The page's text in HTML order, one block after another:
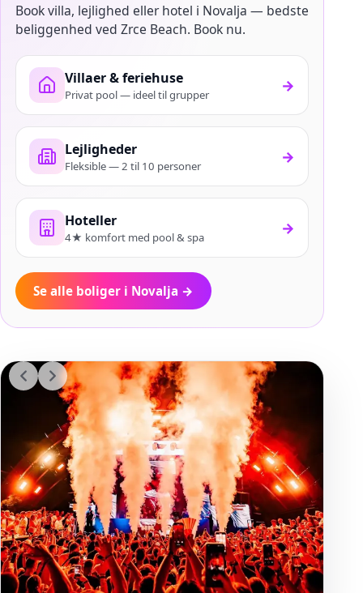
Book villa, lejlighed eller hotel i Novalja — bedste
beliggenhed ved Zrce Beach. Book nu.
Villaer & feriehuse
Privat pool — ideel til grupper →
Lejligheder
Fleksible — 2 til 10 personer →
Hoteller
4★ komfort med pool & spa →
Se alle boliger i Novalja →